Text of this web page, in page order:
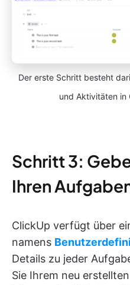
Der erste Schritt besteht
und Aktivitäten in
Schritt 3:
Ihren
ClickUp verfügt über
namens
Details zu jeder
Sie Ihrem neu